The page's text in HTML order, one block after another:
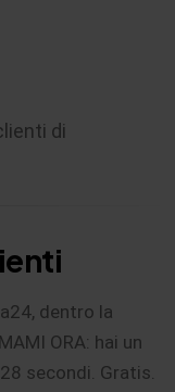
di
dentro la
ORA: hai un
secondi. Gratis.